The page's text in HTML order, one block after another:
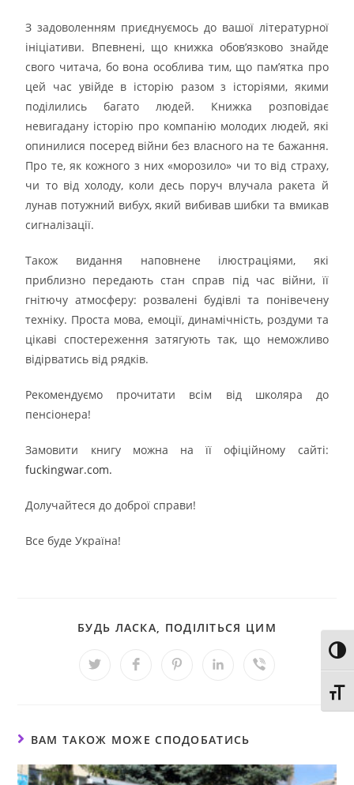
З задоволенням приєднуємось до вашої літературної
ініціативи. Впевнені, що книжка обов’язково знайде
свого читача, бо вона особлива тим, що пам’ятка про
цей час увійде в історію разом з історіями, якими
поділились багато людей. Книжка розповідає
невигадану історію про компанію молодих людей, які
опинилися посеред війни без власного на те бажання.
Про те, як кожного з них «морозило» чи то від страху,
чи то від холоду, коли десь поруч влучала ракета й
лунав потужний вибух, який вибивав шибки та вмикав
сигналізації.
Також видання наповнене ілюстраціями, які
приблизно передають стан справ під час війни, її
гнітючу атмосферу: розвалені будівлі та понівечену
техніку. Проста мова, емоції, динамічність, роздуми та
цікаві спостереження затягують так, що неможливо
відірватись від рядків.
Рекомендуємо прочитати всім від школяра до
пенсіонера!
Замовити книгу можна на її офіційному сайті:
fuckingwar.com.
Долучайтеся до доброї справи!
Все буде Україна!
БУДЬ ЛАСКА, ПОДІЛІТЬСЯ ЦИМ
ВАМ ТАКОЖ МОЖЕ СПОДОБАТИСЬ